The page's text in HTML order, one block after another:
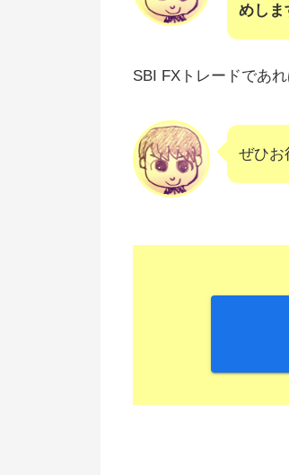
めしま
SBI FXトレードであ
ぜひお